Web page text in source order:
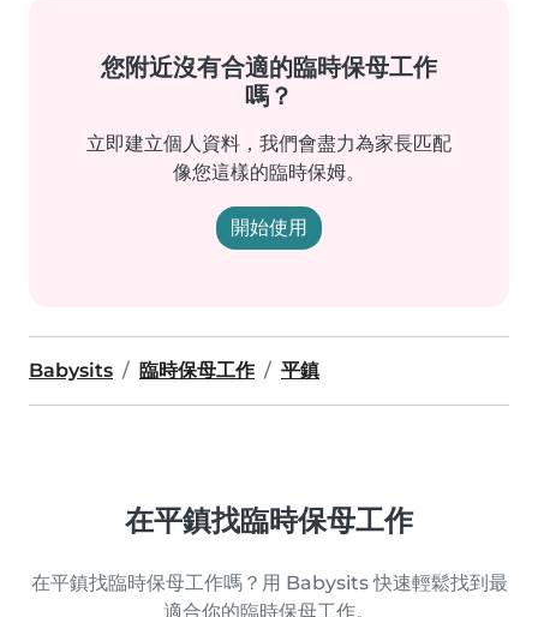
您附近沒有合適的臨時保母工作
嗎？
立即建立個人資料，我們會盡力為家長匹配
像您這樣的臨時保姆。
開始使用
Babysits 臨時保母工作 平鎮
在平鎮找臨時保母工作
在平鎮找臨時保母工作嗎？用 Babysits 快速輕鬆找到最
適合你的臨時保母工作。